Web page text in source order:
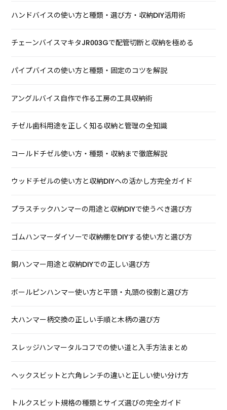
ハンドバイスの使い方と種類・選び方・収納DIY活用術
チェーンバイスマキタJR003Gで配管切断と収納を極める
パイプバイスの使い方と種類・固定のコツを解説
アングルバイス自作で作る工房の工具収納術
チゼル歯科用途を正しく知る収納と管理の全知識
コールドチゼル使い方・種類・収納まで徹底解説
ウッドチゼルの使い方と収納DIYへの活かし方完全ガイド
プラスチックハンマーの用途と収納DIYで使うべき選び方
ゴムハンマーダイソーで収納棚をDIYする使い方と選び方
銅ハンマー用途と収納DIYでの正しい選び方
ボールピンハンマー使い方と平頭・丸頭の役割と選び方
大ハンマー柄交換の正しい手順と木柄の選び方
スレッジハンマータルコフでの使い道と入手方法まとめ
ヘックスビットと六角レンチの違いと正しい使い分け方
トルクスビット規格の種類とサイズ選びの完全ガイド